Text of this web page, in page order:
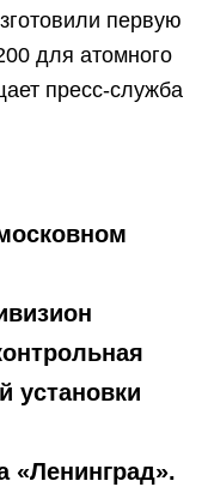
первую
для атомного
пресс-служба
установки
«Ленинград».